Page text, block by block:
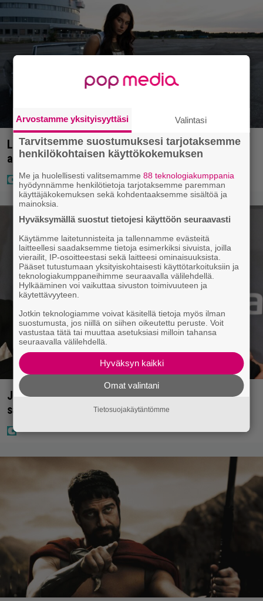
Laulaja Mirellan rantakuvat ovat täynnä lomaa,
aurinkoa ja iloa
Jani Sieviseltä harvinainen kuva – ”Kaikki lapset
samaan aikaan”
Arvostamme yksityisyyttäsi Valintasi
Tarvitsemme suostumuksesi tarjotaksemme
henkilökohtaisen käyttökokemuksen
Me ja huolellisesti valitsemamme88 teknologiakumppania
hyödynnämme henkilötietoja tarjotaksemme paremman
käyttäjäkokemuksen sekä kohdentaaksemme sisältöä ja
mainoksia.
Hyväksymällä suostut tietojesi käyttöön seuraavasti
Käytämme laitetunnisteita ja tallennamme evästeitä
laitteellesi saadaksemme tietoja esimerkiksi sivuista, joilla
vierailit, IP-osoitteestasi sekä laitteesi ominaisuuksista.
Pääset tutustumaan yksityiskohtaisesti käyttötarkoituksiin ja
teknologiakumppaneihimme seuraavalla välilehdellä.
Hylkääminen voi vaikuttaa sivuston toimivuuteen ja
käytettävyyteen.
Jotkin teknologiamme voivat käsitellä tietoja myös ilman
suostumusta, jos niillä on siihen oikeutettu peruste. Voit
vastustaa tätä tai muuttaa asetuksiasi milloin tahansa
seuraavalla välilehdellä.
Hyväksyn kaikki
Omat valintani
Tietosuojakäytäntömme